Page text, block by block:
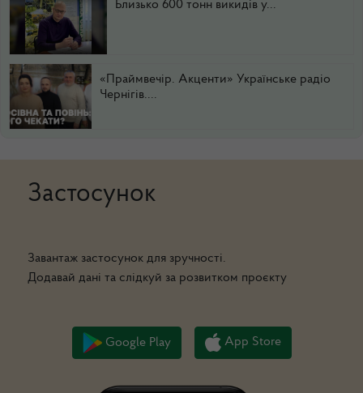
Близько 600 тонн викидів у...
«Праймвечір. Акценти» Українське радіо
Чернігів....
Застосунок
Завантаж застосунок для зручності.
Додавай дані та слідкуй за розвитком проєкту
Google Play App Store